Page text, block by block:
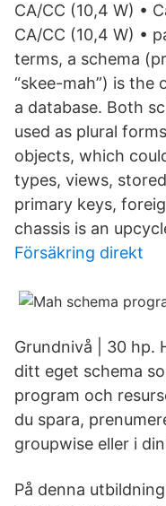
CA/CC (10,4 W) •
CA/CC (10,4 W) •
terms, a schema
“skee-mah”) is the
a database. Both
used as plural
objects, which
types, views,
primary keys,
chassis is an
Försäkring direkt
Grundnivå | 30 hp.
ditt eget schema
program och
du spara,
groupwise eller i
På denna